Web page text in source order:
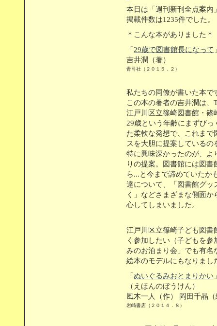
本日は「週刊新刊全点案内
掲載件数は1235件でした。
＊こんな本がありました＊
「 29歳で図書館長になって
吉井潤（著）
青弓社（２０１５．２）
私たちの同僚が書いた本で
この本の著者の吉井潤は
江戸川区立篠崎図書館・篠
29歳という年齢にまずび
た柔軟な発想で、これま
スを大胆に提案している
特に興味深かったのが、よ
りの提案。図書館には図
ら...と今まで諦めていたか
達について、「図書館グッ
く」などさまざまな側面
心してしまいました。
江戸川区立篠崎子ども図書
く参加したい（子どもを
みのお泊まり会」でも有名
絵本のモデルにもなりまし
「 ぬいぐるみおとまりかい
（えほんのぼうけん）
風木一人（作） 岡田千晶
岩崎書店（２０１４．８）